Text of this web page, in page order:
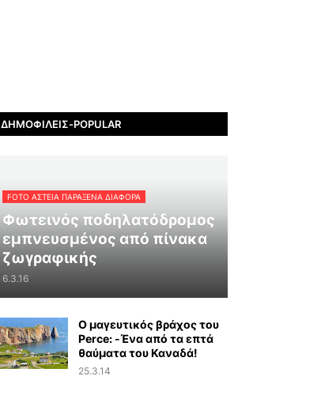
ΔΗΜΟΦΙΛΕΊΣ-POPULAR
FOTO ΑΣΤΕΙΑ ΠΑΡΑΞΕΝΑ ΔΙΑΦΟΡΑ
Φωτεινός ποδηλατόδρομος
εμπνευσμένος από πίνακα
ζωγραφικής
6.3.16
Ο μαγευτικός βράχος του
Perce: -Ένα από τα επτά
θαύματα του Καναδά!
25.3.14